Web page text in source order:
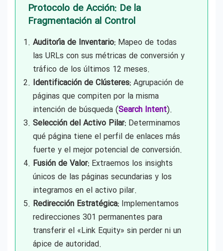
Protocolo de Acción: De la
Fragmentación al Control
Auditoría de Inventario: Mapeo de todas
las URLs con sus métricas de conversión y
tráfico de los últimos 12 meses.
Identificación de Clústeres: Agrupación de
páginas que compiten por la misma
intención de búsqueda (Search Intent).
Selección del Activo Pilar: Determinamos
qué página tiene el perfil de enlaces más
fuerte y el mejor potencial de conversión.
Fusión de Valor: Extraemos los insights
únicos de las páginas secundarias y los
integramos en el activo pilar.
Redirección Estratégica: Implementamos
redirecciones 301 permanentes para
transferir el «Link Equity» sin perder ni un
ápice de autoridad.